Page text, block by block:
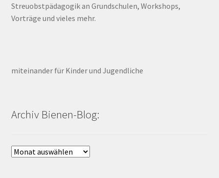
Streuobstpädagogik an Grundschulen, Workshops,
Vorträge und vieles mehr.
miteinander für Kinder und Jugendliche
Archiv Bienen-Blog:
Archiv